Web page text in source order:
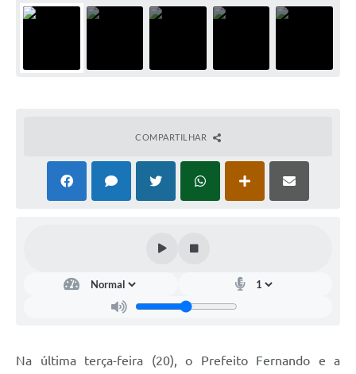
COMPARTILHAR
Na última terça-feira (20), o Prefeito Fernando e a